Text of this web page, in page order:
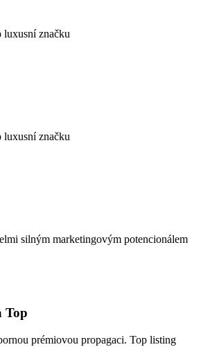
luxusní značku
luxusní značku
silným marketingovým potencionálem
Top
prémiovou propagaci. Top listing